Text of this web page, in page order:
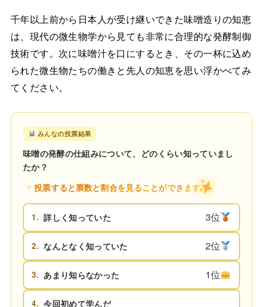
千年以上前から日本人が受け継いできた味噌造りの知恵
は、現代の微生物学から見ても非常に合理的な発酵制御
技術です。次に味噌汁を口にするとき、その一杯に込め
られた微生物たちの働きと先人の知恵を思い浮かべてみ
てください。
みんなの投票結果
味噌の発酵の仕組みについて、どのくらい知っていまし
たか？
投票すると票数と割合を見ることができます
1. 詳しく知っていた 3位
2. なんとなく知っていた 2位
3. あまり知らなかった 1位
4. 今回初めて学んだ